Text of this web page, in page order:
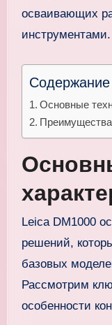
осваивающих
инструментами.
Содержание
Основные
Leica DM1000
решений,
базовых
Рассмотрим
особенности